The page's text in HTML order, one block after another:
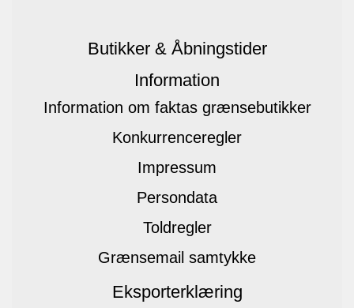
Butikker & Åbningstider
Information
Information om faktas grænsebutikker
Konkurrenceregler
Impressum
Persondata
Toldregler
Grænsemail samtykke
Eksporterklæring